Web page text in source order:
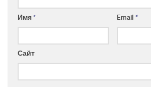
Имя* Email *
Сайт